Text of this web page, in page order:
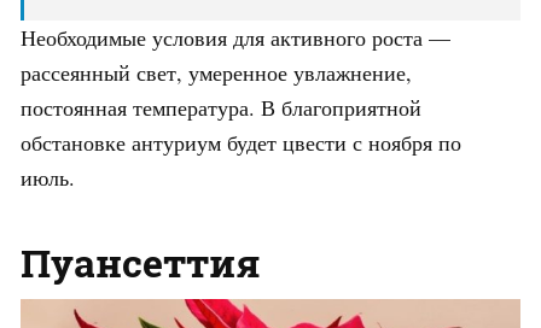
Необходимые условия для активного роста —
рассеянный свет, умеренное увлажнение,
постоянная температура. В благоприятной
обстановке антуриум будет цвести с ноября по
июль.
Пуансеттия